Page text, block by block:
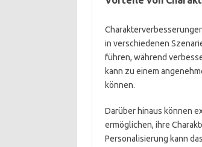
in verschiedenen
führen, während
kann zu einem
können.
Darüber hinaus können
ermöglichen, ihre
Personalisierung kann